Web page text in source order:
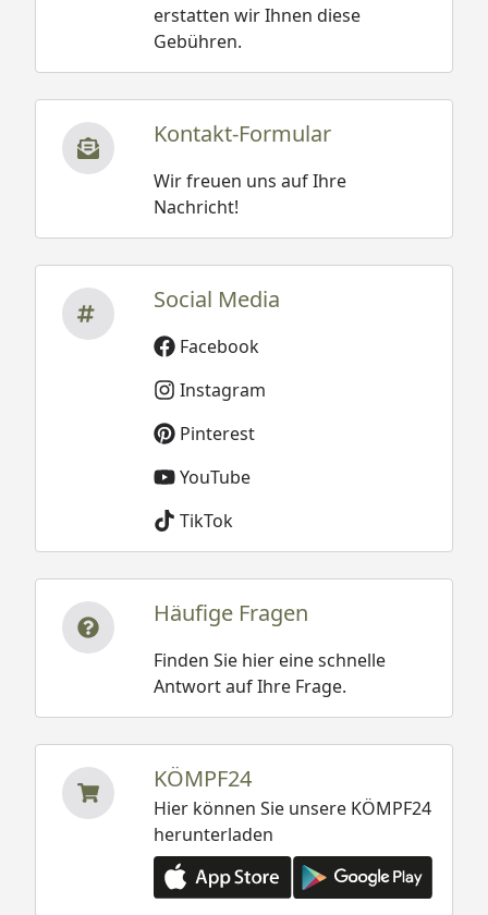
erstatten wir Ihnen diese
Gebühren.
Kontakt-Formular
Wir freuen uns auf Ihre
Nachricht!
Social Media
Facebook
Instagram
Pinterest
YouTube
TikTok
Häufige Fragen
Finden Sie hier eine schnelle
Antwort auf Ihre Frage.
KÖMPF24
Hier können Sie unsere KÖMPF24
herunterladen